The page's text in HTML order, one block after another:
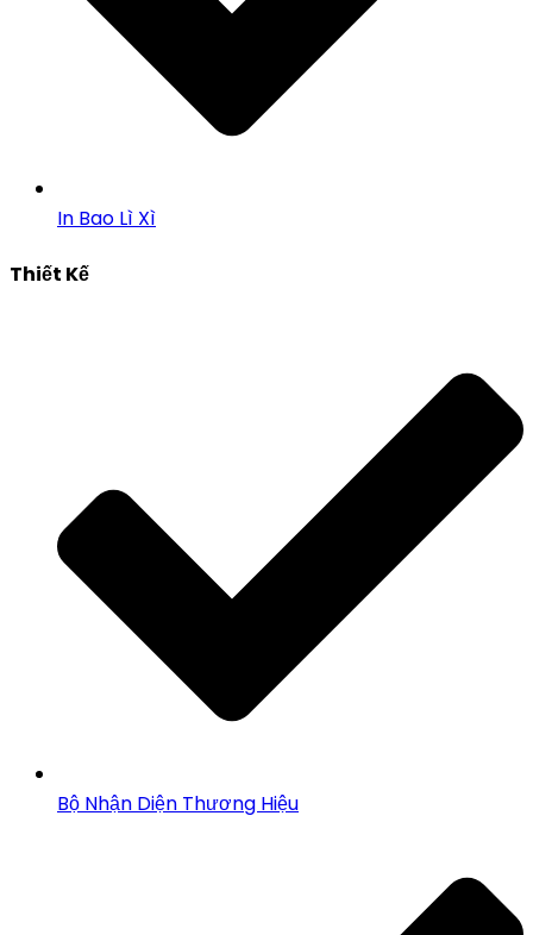
In Bao Lì Xì
Thiết Kế
Bộ Nhận Diện Thương Hiệu